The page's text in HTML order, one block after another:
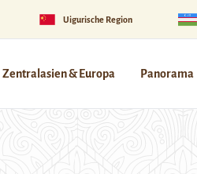
Uigurische Region
Zentralasien & Europa Panorama